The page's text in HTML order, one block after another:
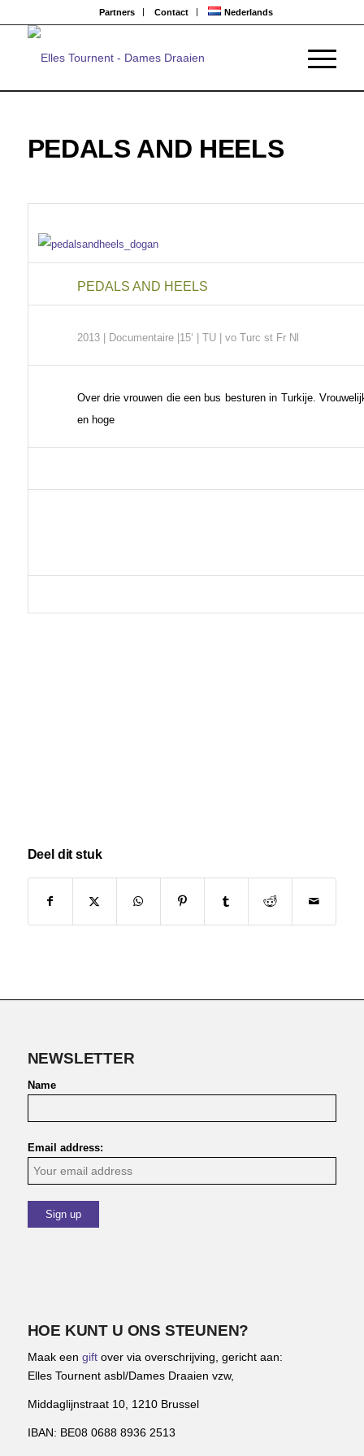
Partners Contact Nederlands
PEDALS AND HEELS
PEDALS AND HEELS
2013 | Documentaire |15‘ | TU | vo Turc st Fr Nl
Over drie vrouwen die een bus besturen in Turkije.
en hoge
Deel dit stuk
NEWSLETTER
Name
Email address:
HOE KUNT U ONS STEUNEN?
Maak een giftover via overschrijving, gericht aan:
Elles Tournent asbl/Dames Draaien vzw,
Middaglijnstraat 10, 1210 Brussel
IBAN: BE08 0688 8936 2513